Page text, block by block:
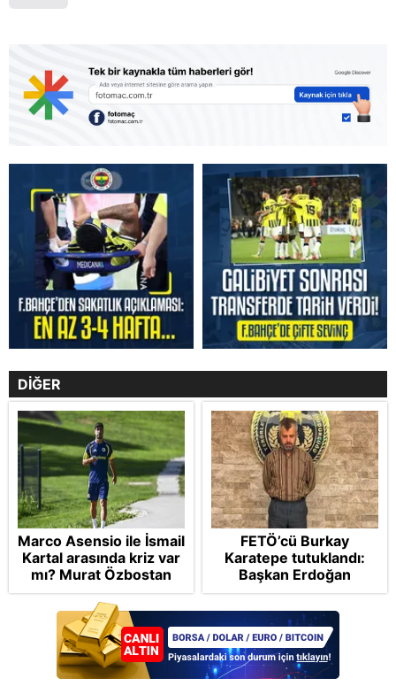
DİĞER
Marco Asensio ile İsmail
Kartal arasında kriz var
mı? Murat Özbostan
analiz etti: Egoları da
yönetmelisiniz
FETÖ’cü Burkay
Karatepe tutuklandı:
Başkan Erdoğan
şikayetçi oldu! 5 suçtan
dava talebi